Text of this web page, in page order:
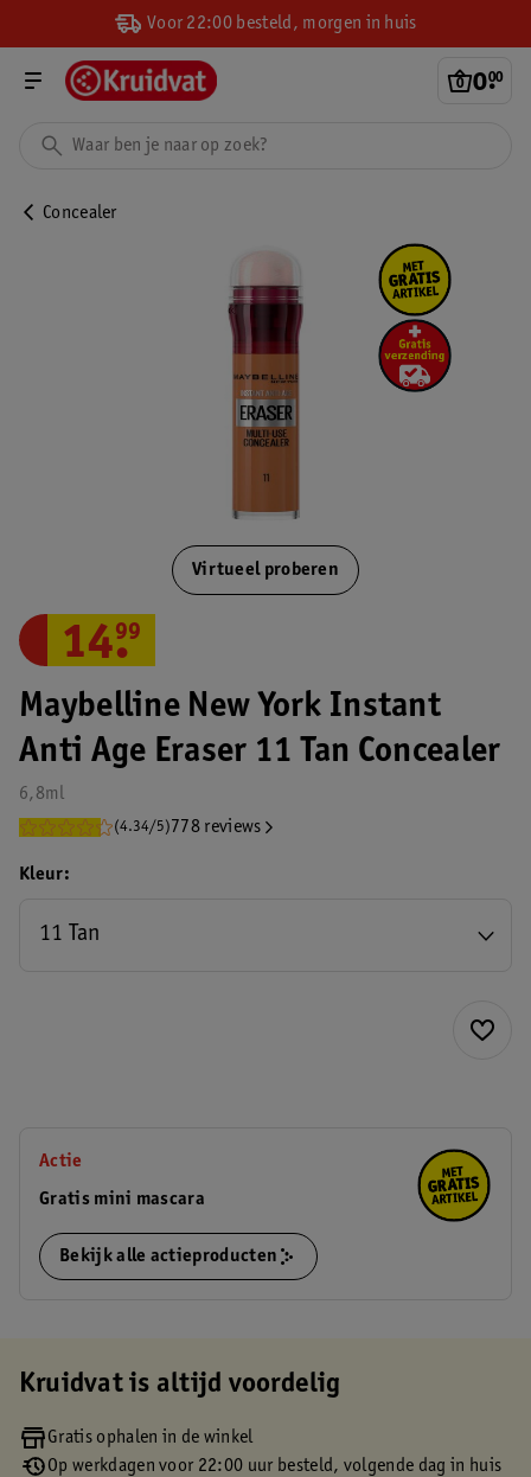
Voor 22:00 besteld, morgen in huis
0.
00
Concealer
Virtueel proberen
Maybelline New York Instant
Anti Age Eraser 11 Tan Concealer
6,8ml
(4.34/5) 778 reviews
14.
99
Kleur
11 Tan
Actie
Gratis mini mascara
Bekijk alle actieproducten
Kruidvat is altijd voordelig
Gratis ophalen in de winkel
Op werkdagen voor 22:00 uur besteld, volgende dag in huis